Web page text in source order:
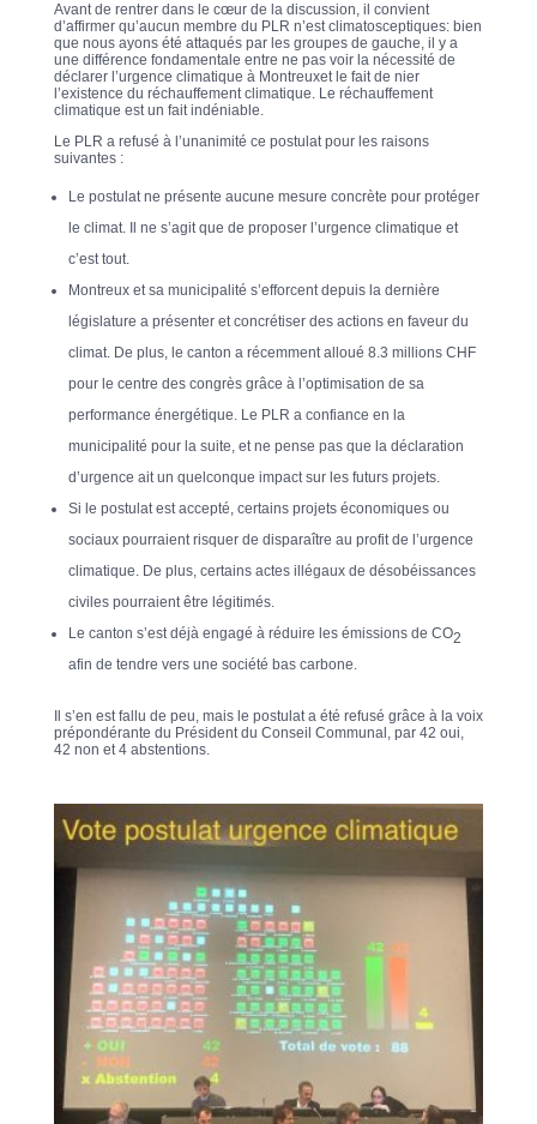
Avant de rentrer dans le cœur de la discussion, il convient
d’affirmer qu’aucun membre du PLR n’est climatosceptiques: bien
que nous ayons été attaqués par les groupes de gauche, il y a
une différence fondamentale entre ne pas voir la nécessité de
déclarer l’urgence climatique à Montreuxet le fait de nier
l’existence du réchauffement climatique. Le réchauffement
climatique est un fait indéniable.
Le PLR a refusé à l’unanimité ce postulat pour les raisons
suivantes :
Le postulat ne présente aucune mesure concrète pour protéger
le climat. Il ne s’agit que de proposer l’urgence climatique et
c’est tout.
Montreux et sa municipalité s’efforcent depuis la dernière
législature a présenter et concrétiser des actions en faveur du
climat. De plus, le canton a récemment alloué 8.3 millions CHF
pour le centre des congrès grâce à l’optimisation de sa
performance énergétique. Le PLR a confiance en la
municipalité pour la suite, et ne pense pas que la déclaration
d’urgence ait un quelconque impact sur les futurs projets.
Si le postulat est accepté, certains projets économiques ou
sociaux pourraient risquer de disparaître au profit de l’urgence
climatique. De plus, certains actes illégaux de désobéissances
civiles pourraient être légitimés.
Le canton s’est déjà engagé à réduire les émissions de CO2
afin de tendre vers une société bas carbone.
Il s’en est fallu de peu, mais le postulat a été refusé grâce à la voix
prépondérante du Président du Conseil Communal, par 42 oui,
42 non et 4 abstentions.